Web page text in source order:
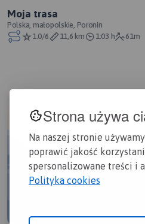
Strona używa
Na naszej stronie
poprawić jakość
spersonalizowane treści i
Polityka cookies
Moja trasa
Polska, małopolskie, Poronin
1.0/6
11,6 km 1:03 h 61m